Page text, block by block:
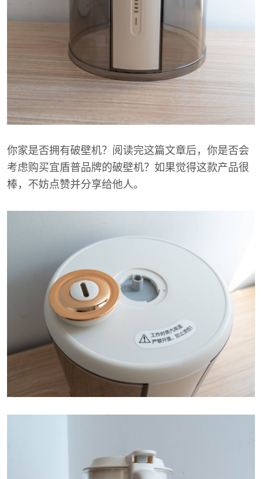
你家是否拥有破壁机？阅读完这篇文章后，你是否会
考虑购买宜盾普品牌的破壁机？如果觉得这款产品很
棒，不妨点赞并分享给他人。